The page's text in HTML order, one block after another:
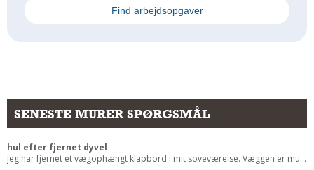
Find arbejdsopgaver
SENESTE MURER SPØRGSMÅL
hul efter fjernet dyvel
jeg har fjernet et vægophængt klapbord i mit soveværelse. Væggen er mu...